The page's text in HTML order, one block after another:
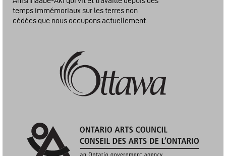
temps immémoriaux sur les terres non
cédées que nous occupons actuellement.